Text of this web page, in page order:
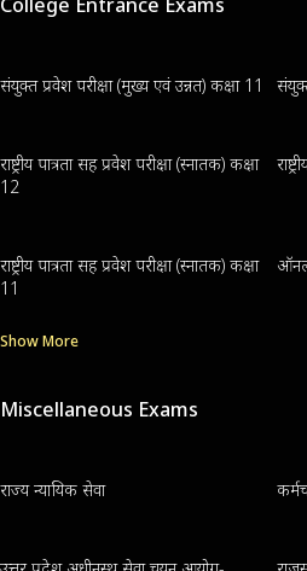
संयुक्त प्रवेश परीक्षा (मुख्य एवं उन्नत) कक्षा 11
राष्ट्रीय पात्रता सह प्रवेश परीक्षा (स्नातक) कक्षा
12
राष्ट्रीय पात्रता सह प्रवेश परीक्षा (स्नातक) कक्षा
11
Show More
Miscellaneous Exams
राज्य न्यायिक सेवा